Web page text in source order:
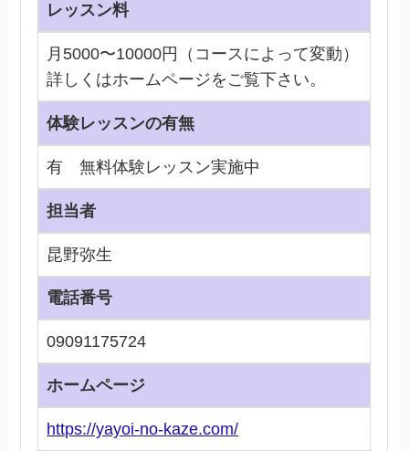
レッスン料
月5000〜10000円（コースによって変動）
詳しくはホームページをご覧下さい。
体験レッスンの有無
有 無料体験レッスン実施中
担当者
昆野弥生
電話番号
09091175724
ホームページ
https://yayoi-no-kaze.com/